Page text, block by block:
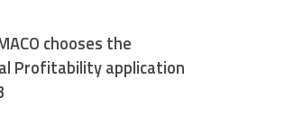
chooses the
Profitability application